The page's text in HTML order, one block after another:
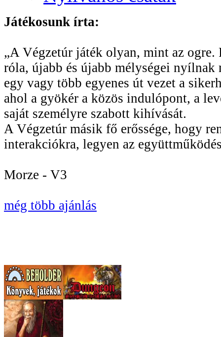
Játékosunk írta:
„A Végzetúr játék olyan, mint az
róla, újabb és újabb mélységei
egy vagy több egyenes út vezet a
ahol a gyökér a közös indulópont, a
saját személyre szabott kihívását.
A Végzetúr másik fő erőssége, hogy
interakciókra, legyen az
Morze - V3
még több ajánlás